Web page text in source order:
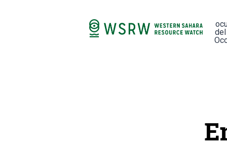
del